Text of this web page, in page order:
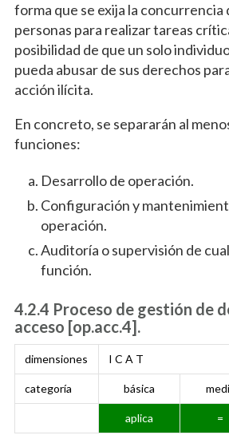
forma que se exija la concurrencia
personas para realizar tareas
posibilidad de que un solo
pueda abusar de sus derechos
acción ilícita.
En concreto, se separarán al
funciones:
Desarrollo de operación.
Configuración y
operación.
Auditoría o supervisión de
función.
4.2.4 Proceso de gestión de
acceso [op.acc.4].
dimensiones I C A T
categoría básica
aplica =